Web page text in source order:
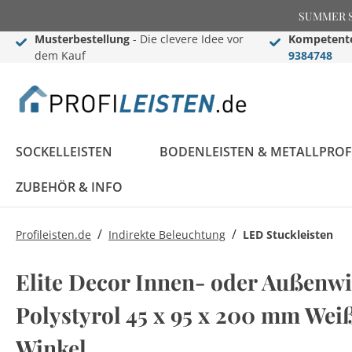
SUMMER
Musterbestellung - Die clevere Idee vor
dem Kauf
9384748
SOCKELLEISTEN BODENLEISTEN &
ZUBEHÖR & INFO
Konfigurator
Sockelleisten im
Ausgleichsprofile
Abschlussprofile
Bauprofile
Komplettprogramm
Komplettprogramm
Rosetten
LED Sockelleisten
Sockelleisten ABC
Stuckleisten ABC
Profileisten.de / Indirekte Beleuchtung / LED Stuckleisten
Elite Decor Innen- oder
Polystyrol 45 x 95 x 200 mm